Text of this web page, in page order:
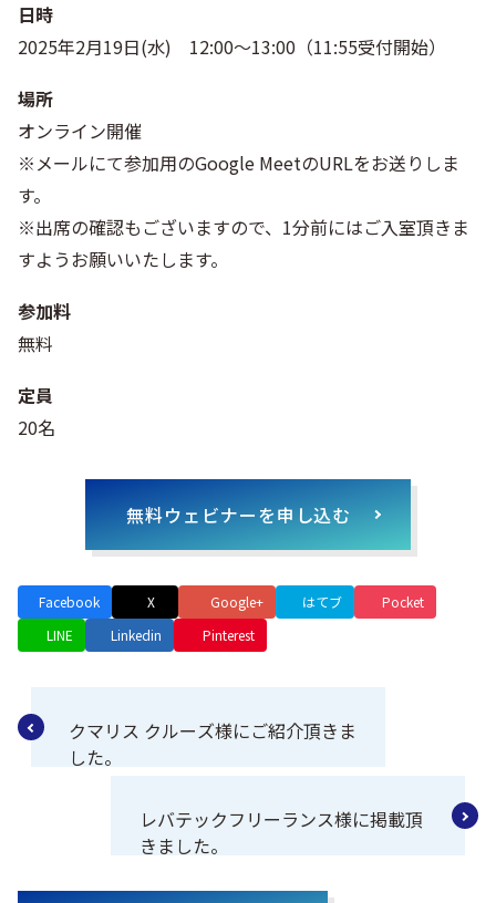
日時
2025年2月19日(水) 12:00～13:00（11:55受付開始）
場所
オンライン開催
※メールにて参加用のGoogle MeetのURLをお送りしま
す。
※出席の確認もございますので、1分前にはご入室頂きま
すようお願いいたします。
参加料
無料
定員
20名
無料ウェビナーを申し込む
Facebook X Google+ はてブ
Pocket
LINE
Linkedin Pinterest
クマリス クルーズ様にご紹介頂きま
した。
レバテックフリーランス様に掲載頂
きました。